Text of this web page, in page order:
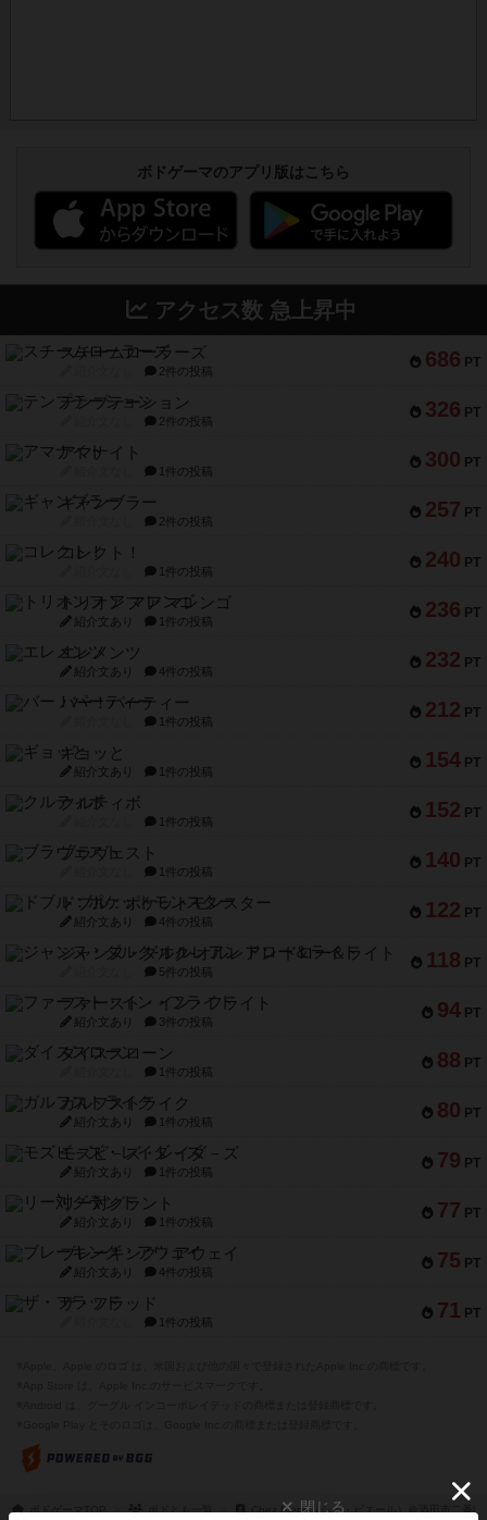
ボドゲーマのアプリ版はこちら
アクセス数 急上昇中
686 PT
スチームローラーズ
2件の投稿
326 PT
テンプテーション
2件の投稿
300 PT
アマナイト
1件の投稿
257 PT
ギャンブラー
2件の投稿
240 PT
コレクト！
1件の投稿
236 PT
トリオンフ ア マレンゴ
紹介文あり 1件の投稿
232 PT
エレメンツ
紹介文あり 4件の投稿
212 PT
バー！パーティー
1件の投稿
154 PT
ギョッと
紹介文あり 1件の投稿
152 PT
クルティボ
1件の投稿
140 PT
ブラヴェスト
1件の投稿
122 PT
ドブル：ポケットモンスター
紹介文あり 4件の投稿
118 PT
ジャンヌ・ダルク-オルレアン ドロー＆ライト
5件の投稿
94 PT
ファースト・イン・フライト
紹介文あり 3件の投稿
88 PT
ダイススローン
1件の投稿
80 PT
ガルフストライク
紹介文あり 1件の投稿
79 PT
モズビ－ズ・レイダ－ズ
紹介文あり 1件の投稿
77 PT
リー対グラント
紹介文あり 1件の投稿
75 PT
ブレーキング・アウェイ
紹介文あり 4件の投稿
71 PT
ザ・フラッド
1件の投稿
ボドゲーマTOP ボドとも一覧 Chez Pierre（シェ・ピエール）＠酒田市二番町
閉じる